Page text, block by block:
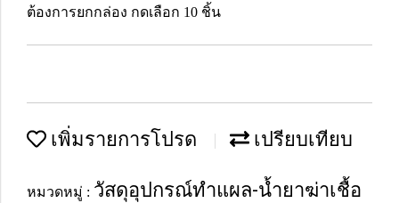
ต้องการยกกล่อง กดเลือก 10 ชิ้น
เพิ่มรายการโปรด เปรียบเทียบ
หมวดหมู่ : วัสดุอุปกรณ์ทำแผล-น้ำยาฆ่าเชื้อ